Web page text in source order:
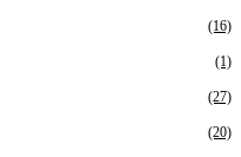
(16)
(1)
(27)
(20)